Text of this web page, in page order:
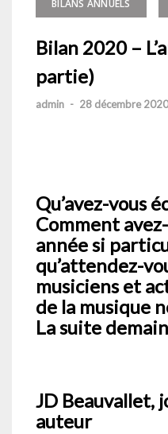
BILANS ANNUELS
Bilan 2020 –
partie)
admin - 28 décembre 2020
Qu’avez-vous
Comment
année si
qu’attendez-
musiciens et
de la musique
La suite
JD Beauvallet,
auteur